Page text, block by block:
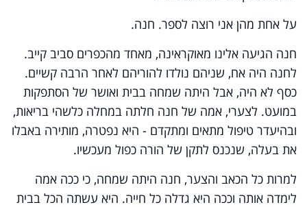
על אחת מהן אני רוצה לספר. חנה.
חנה הגיעה אלינו מאוקראינה, מאחד מהכפרים סביב קייב.
לחנה היה אח, שניהם נולדו להוריהם לאחר הרבה קשיים.
כסף לא היה, אבל היתה שמחה בבית ואושר של הסתפקות
במועט. לצערי, אמה של חנה חלתה במחלה כלשהי בריאות,
ובהיעדר טיפול מתאים ומתקדם - היא נפטרה, מותירה באבלו
את בעלה, שנכנס לתקן של הורה כפול מעכשיו.
למרות כל הכאב והצער, חנה היתה שמחה, כי ככה אמה
לימדה אותה וככה היא גדלה כל חייה. היא עשתה הכל בבית